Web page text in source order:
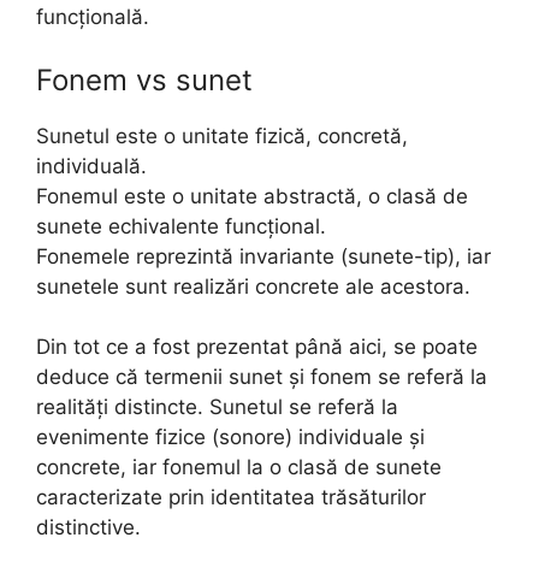
funcțională.
Fonem vs sunet
Sunetul este o unitate fizică, concretă,
individuală.
Fonemul este o unitate abstractă, o clasă de
sunete echivalente funcțional.
Fonemele reprezintă invariante (sunete-tip), iar
sunetele sunt realizări concrete ale acestora.
Din tot ce a fost prezentat până aici, se poate
deduce că termenii sunet și fonem se referă la
realități distincte. Sunetul se referă la
evenimente fizice (sonore) individuale și
concrete, iar fonemul la o clasă de sunete
caracterizate prin identitatea trăsăturilor
distinctive.